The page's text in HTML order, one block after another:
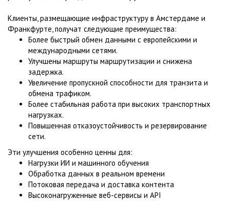
Клиенты, размещающие инфраструктуру в Амстердаме и
Франкфурте, получат следующие преимущества:
Более быстрый обмен данными с европейскими и
международными сетями.
Улучшены маршруты маршрутизации и снижена
задержка.
Увеличение пропускной способности для транзита и
обмена трафиком.
Более стабильная работа при высоких транспортных
нагрузках.
Повышенная отказоустойчивость и резервирование
сети.
Эти улучшения особенно ценны для:
Нагрузки ИИ и машинного обучения
Обработка данных в реальном времени
Потоковая передача и доставка контента
Высоконагруженные веб-сервисы и API